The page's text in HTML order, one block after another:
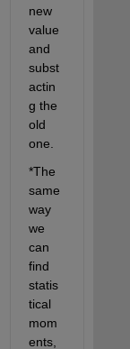
new
value
and
subst
actin
g the
old
one.
*The
same
way
we
can
find
statis
tical
mom
ents,